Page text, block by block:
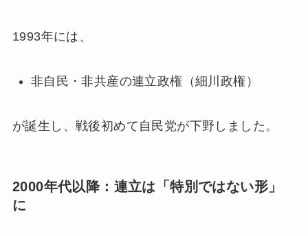
1993年には、
非自民・非共産の連立政権（細川政権）
が誕生し、戦後初めて自民党が下野しました。
2000年代以降：連立は「特別ではない形」
に